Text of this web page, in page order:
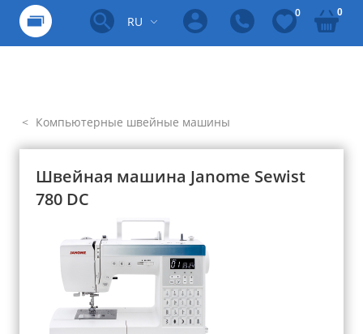
RU
0 0
Компьютерные швейные машины
Швейная машина Janome Sewist
780 DC